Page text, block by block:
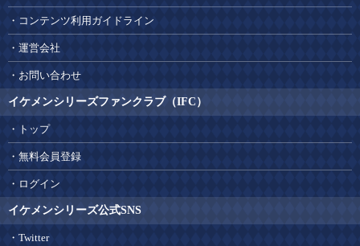
コンテンツ利用ガイドライン
運営会社
お問い合わせ
イケメンシリーズファンクラブ（IFC）
トップ
無料会員登録
ログイン
イケメンシリーズ公式SNS
Twitter